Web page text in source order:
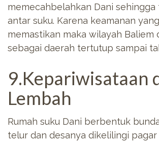
memecahbelahkan Dani
antar suku. Karena keamanan
memastikan maka wilayah Baliem
sebagai daerah tertutup sampai
9.Kepariwisataan
Lembah
Rumah suku Dani berbentuk
telur dan desanya dikelilingi pagar